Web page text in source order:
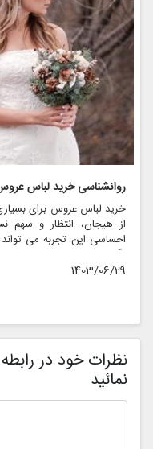
خرید لباس عروس برای
از هیجان، انتظار و سهم
احساسی این تجربه می
بگذارد و منجر به انتخاب
روانی عمیق تری را نیز
1403/06/29
نظرات خود در
نمائید